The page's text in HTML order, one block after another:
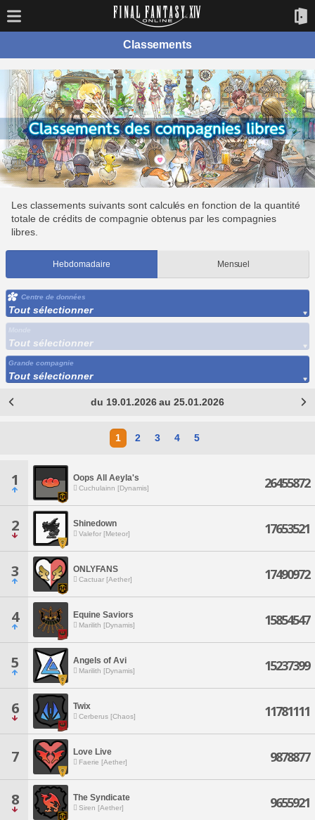
Classements
Les classements suivants sont calculés en fonction de la quantité
totale de crédits de compagnie obtenus par les compagnies
libres.
Hebdomadaire Mensuel
Centre de données
Tout sélectionner
Tout sélectionner
Grande compagnie
Tout sélectionner
du 19.01.2026 au 25.01.2026
1 2 3 4 5
1 Oops All Aeyla's
Cuchulainn [Dynamis] 26455872
2 Shinedown
Valefor [Meteor] 17653521
3 ONLYFANS
Cactuar [Aether] 17490972
4 Equine Saviors
Marilith [Dynamis] 15854547
5 Angels of Avi
Marilith [Dynamis] 15237399
6 Twix
Cerberus [Chaos] 11781111
7 Love Live
Faerie [Aether] 9878877
8 The Syndicate
Siren [Aether] 9655921